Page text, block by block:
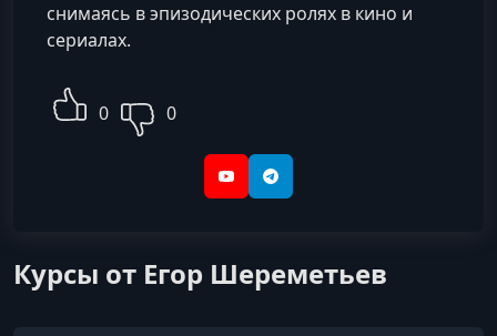
снимаясь в эпизодических ролях в кино и
сериалах.
0 0
YouTubeTelegram
Курсы от Егор Шереметьев